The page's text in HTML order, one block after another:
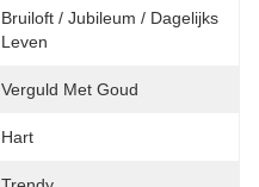
Bruiloft / Jubileum / Dagelijks
Leven
Verguld Met Goud
Hart